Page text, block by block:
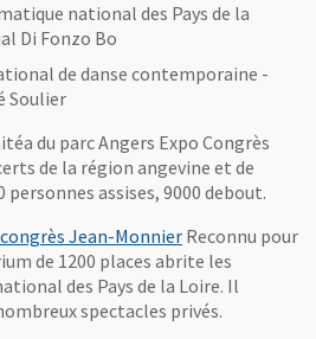
national des Pays de la
Di Fonzo Bo
de danse contemporaine -
Soulier
fenêtre
du parc Angers Expo Congrès
de la région angevine et de
personnes assises, 9000 debout.
Jean-Monnier, Ouvre une
Reconnu pour
de 1200 places abrite les
des Pays de la Loire. Il
spectacles privés.